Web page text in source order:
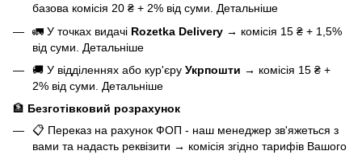
базова комісія 20 ₴ + 2% від суми. Детальніше
🚛 У точках видачі Rozetka Delivery → комісія 15 ₴ + 1,5%
від суми. Детальніше
🚚 У відділеннях або кур'єру Укрпошти → комісія 15 ₴ +
2% від суми. Детальніше
🏦 Безготівковий розрахунок
📋 Переказ на рахунок ФОП - наш менеджер зв'яжеться з
вами та надасть реквізити → комісія згідно тарифів Вашого